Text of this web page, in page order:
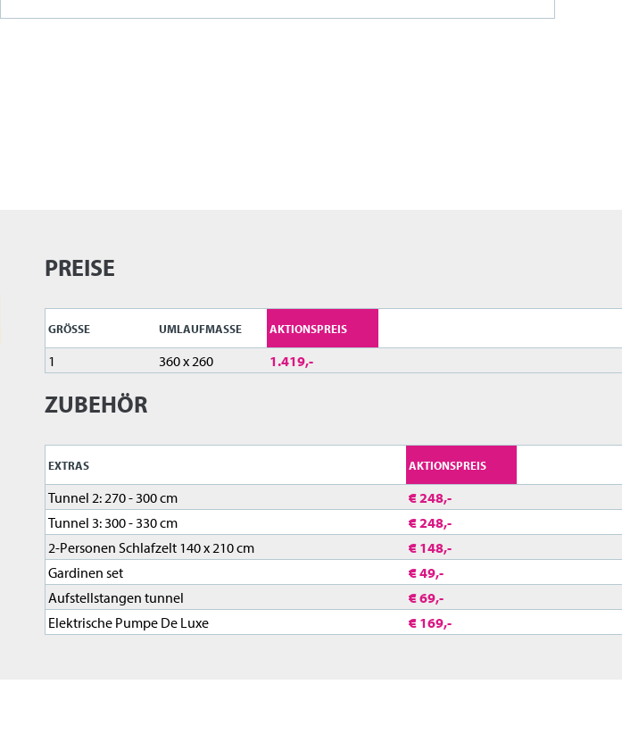
PREISE
GRÖSSE UMLAUFMASSE AKTIONSPREIS
1 360 x 260 1.419,-
ZUBEHÖR
EXTRAS AKTIONSPREIS
Tunnel 2: 270 - 300 cm
€ 248,-
Tunnel 3: 300 - 330 cm
€ 248,-
2-Personen Schlafzelt 140 x 210 cm
€ 148,-
Gardinen set
€ 49,-
Aufstellstangen tunnel
€ 69,-
Elektrische Pumpe De Luxe
€ 169,-